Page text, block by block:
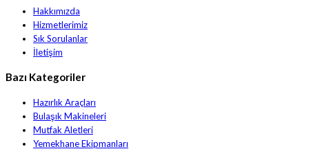
Hakkımızda
Hizmetlerimiz
Sık Sorulanlar
İletişim
Bazı Kategoriler
Hazırlık Araçları
Bulaşık Makineleri
Mutfak Aletleri
Yemekhane Ekipmanları